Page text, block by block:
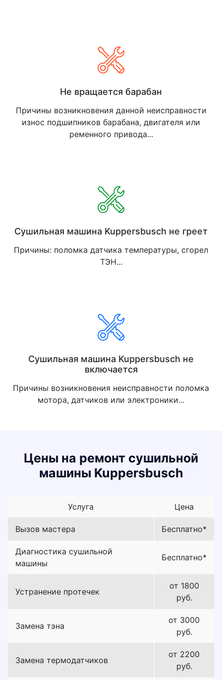
Не вращается барабан
Причины возникновения данной неисправности
износ подшипников барабана, двигателя или
ременного привода...
Сушильная машина Kuppersbusch не греет
Причины: поломка датчика температуры, сгорел
ТЭН...
Сушильная машина Kuppersbusch не
включается
Причины возникновения неисправности поломка
мотора, датчиков или электроники...
Цены на ремонт сушильной
машины Kuppersbusch
Услуга Цена
Вызов мастера Бесплатно*
Диагностика сушильной
машины
Бесплатно*
Устранение протечек
от 1800
руб.
Замена тэна
от 3000
руб.
Замена термодатчиков
от 2200
руб.